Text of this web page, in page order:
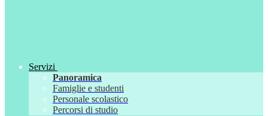
Servizi
Panoramica
Famiglie e studenti
Personale scolastico
Percorsi di studio